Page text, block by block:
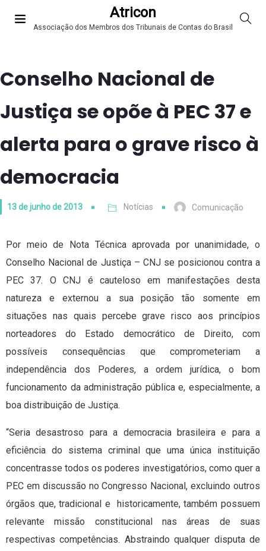
Atricon
Associação dos Membros dos Tribunais de Contas do Brasil
Conselho Nacional de
Justiça se opõe à PEC 37 e
alerta para o grave risco à
democracia
13 de junho de 2013 Notícias Comunicação
Por meio de Nota Técnica aprovada por unanimidade, o
Conselho Nacional de Justiça – CNJ se posicionou contra a
PEC 37. O CNJ é cauteloso em manifestações desta
natureza e externou a sua posição tão somente em
situações nas quais percebe grave risco aos princípios
norteadores do Estado democrático de Direito, com
possíveis consequências que comprometeriam a
independência dos Poderes, a ordem jurídica, o bom
funcionamento da administração pública e, especialmente, a
boa distribuição de Justiça.
“Seria desastroso para a democracia brasileira e para a
eficiência do sistema criminal que uma única instituição
concentrasse todos os poderes investigatórios, como quer a
PEC em discussão no Congresso Nacional, excluindo outros
órgãos que, tradicional e historicamente, também possuem
relevante missão constitucional nas áreas de suas
respectivas competências. Abstraindo qualquer disputa de